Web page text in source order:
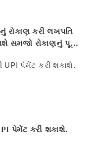
રોકાણ કરી લખપતિ
સમજો રોકાણનું પૂરું
પેમેંટ કરી શકાશે.